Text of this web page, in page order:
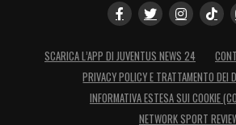
SCARICA L’APP DI JUVENTUS NEWS 24
PRIVACY POLICY E TRATTAMENTO DEI
INFORMATIVA ESTESA SUI COOKIE
NETWORK SPORT